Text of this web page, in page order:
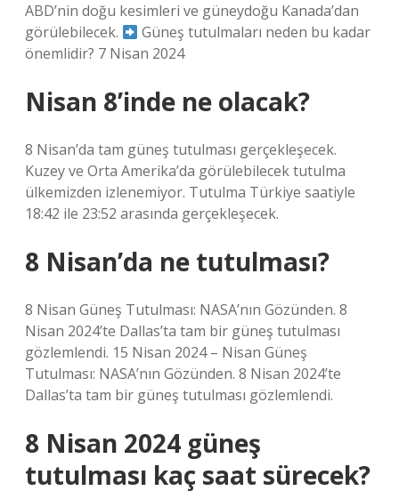
ABD’nin doğu kesimleri ve güneydoğu Kanada’dan
görülebilecek.
Güneş tutulmaları neden bu kadar
önemlidir? 7 Nisan 2024
Nisan 8’inde ne olacak?
8 Nisan’da tam güneş tutulması gerçekleşecek.
Kuzey ve Orta Amerika’da görülebilecek tutulma
ülkemizden izlenemiyor. Tutulma Türkiye saatiyle
18:42 ile 23:52 arasında gerçekleşecek.
8 Nisan’da ne tutulması?
8 Nisan Güneş Tutulması: NASA’nın Gözünden. 8
Nisan 2024’te Dallas’ta tam bir güneş tutulması
gözlemlendi. 15 Nisan 2024 – Nisan Güneş
Tutulması: NASA’nın Gözünden. 8 Nisan 2024’te
Dallas’ta tam bir güneş tutulması gözlemlendi.
8 Nisan 2024 güneş
tutulması kaç saat sürecek?